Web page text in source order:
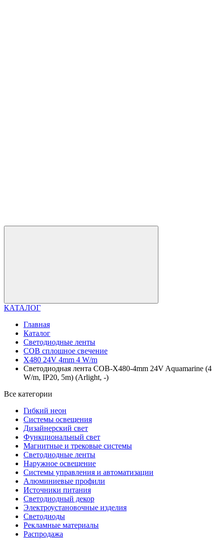
КАТАЛОГ
Главная
Каталог
Светодиодные ленты
COB сплошное свечение
X480 24V 4mm 4 W/m
Светодиодная лента COB-X480-4mm 24V Aquamarine (4
W/m, IP20, 5m) (Arlight, -)
Все категории
Гибкий неон
Системы освещения
Дизайнерский свет
Функциональный свет
Магнитные и трековые системы
Светодиодные ленты
Наружное освещение
Системы управления и автоматизации
Алюминиевые профили
Источники питания
Светодиодный декор
Электроустановочные изделия
Светодиоды
Рекламные материалы
Распродажа